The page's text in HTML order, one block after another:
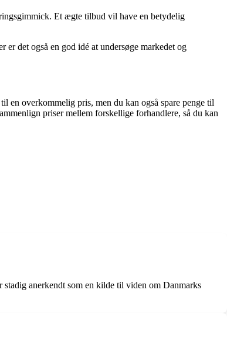
Et ægte tilbud vil have en betydelig
det også en god idé at undersøge markedet og
en overkommelig pris, men du kan også spare penge til
priser mellem forskellige forhandlere, så du kan
anerkendt som en kilde til viden om Danmarks